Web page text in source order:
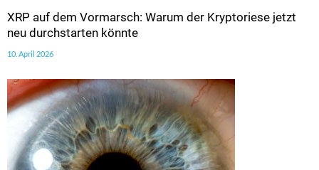
XRP auf dem Vormarsch: Warum der Kryptoriese jetzt
neu durchstarten könnte
10. April 2026